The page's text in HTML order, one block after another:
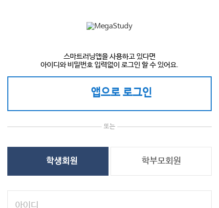
스마트러닝앱을 사용하고 있다면
아이디와 비밀번호 입력없이 로그인 할 수 있어요.
앱으로 로그인
또는
학생회원 학부모회원